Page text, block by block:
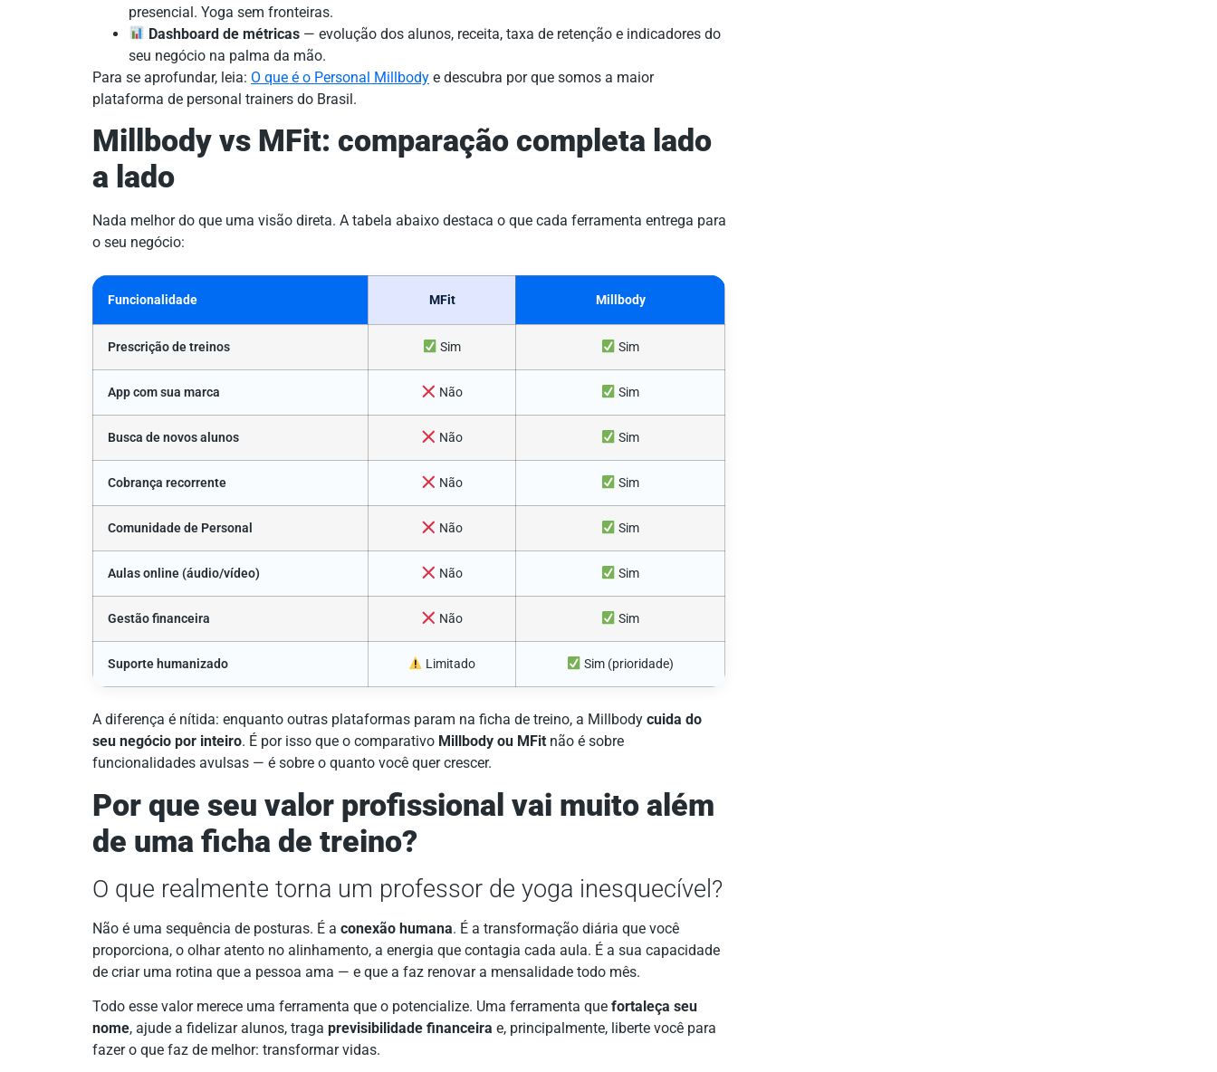
presencial. Yoga sem fronteiras.
Dashboard de métricas — evolução dos alunos, receita, taxa de retenção e indicadores do
seu negócio na palma da mão.
Para se aprofundar, leia: O que é o Personal Millbody e descubra por que somos a maior
plataforma de personal trainers do Brasil.
Millbody vs MFit: comparação completa lado
a lado
Nada melhor do que uma visão direta. A tabela abaixo destaca o que cada ferramenta entrega para
o seu negócio:
Funcionalidade MFit Millbody
Prescrição de treinos Sim Sim
App com sua marca Não Sim
Busca de novos alunos Não Sim
Cobrança recorrente Não Sim
Comunidade de Personal Não Sim
Aulas online (áudio/vídeo) Não Sim
Gestão financeira Não Sim
Suporte humanizado Limitado Sim (prioridade)
A diferença é nítida: enquanto outras plataformas param na ficha de treino, a Millbody cuida do
seu negócio por inteiro. É por isso que o comparativo Millbody ou MFit não é sobre
funcionalidades avulsas — é sobre o quanto você quer crescer.
Por que seu valor profissional vai muito além
de uma ficha de treino?
O que realmente torna um professor de yoga inesquecível?
Não é uma sequência de posturas. É a conexão humana. É a transformação diária que você
proporciona, o olhar atento no alinhamento, a energia que contagia cada aula. É a sua capacidade
de criar uma rotina que a pessoa ama — e que a faz renovar a mensalidade todo mês.
Todo esse valor merece uma ferramenta que o potencialize. Uma ferramenta que fortaleça seu
nome, ajude a fidelizar alunos, traga previsibilidade financeira e, principalmente, liberte você para
fazer o que faz de melhor: transformar vidas.